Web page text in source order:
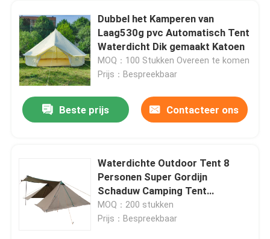
VERZENDEN
Dubbel het Kamperen van
Laag530g pvc Automatisch Tent
Waterdicht Dik gemaakt Katoen
MOQ：100 Stukken Overeen te komen
Prijs：Bespreekbaar
Beste prijs Contacteer ons
Waterdichte Outdoor Tent 8
Personen Super Gordijn
Schaduw Camping Tent
Gemakkelijk Opgezette Tenten
MOQ：200 stukken
Prijs：Bespreekbaar